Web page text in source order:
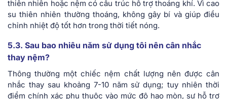
thiên nhiên hoặc nệm có cấu trúc hỗ trợ thoáng khí. Vì cao
su thiên nhiên thường thoáng, không gây bí và giúp điều
chỉnh nhiệt độ tốt hơn trong thời tiết nóng.
5.3. Sau bao nhiêu năm sử dụng tôi nên cân nhắc
thay nệm?
Thông thường một chiếc nệm chất lượng nên được cân
nhắc thay sau khoảng 7-10 năm sử dụng; tuy nhiên thời
điểm chính xác phụ thuộc vào mức độ hao mòn, sự hỗ trợ